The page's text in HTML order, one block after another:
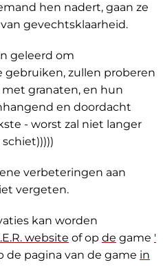
hen nadert, gaan ze
gevechtsklaarheid.
geleerd om
gebruiken, zullen proberen
granaten, en hun
en doordacht
- worst zal niet langer
verbeteringen aan
vergeten.
kan worden
website of op de game '
de pagina van de game in